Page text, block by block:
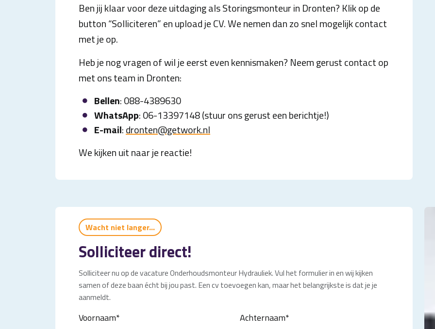
Ben jij klaar voor deze uitdaging als Storingsmonteur in Dronten? Klik op de
button “Solliciteren” en upload je CV. We nemen dan zo snel mogelijk contact
met je op.
Heb je nog vragen of wil je eerst even kennismaken? Neem gerust contact op
met ons team in Dronten:
Bellen: 088-4389630
WhatsApp: 06-13397148 (stuur ons gerust een berichtje!)
E-mail:dronten@getwork.nl
We kijken uit naar je reactie!
Wacht niet langer...
Solliciteer direct!
Solliciteer nu op de vacature Onderhoudsmonteur Hydrauliek. Vul het formulier in en wij kijken
samen of deze baan écht bij jou past. Een cv toevoegen kan, maar het belangrijkste is dat je je
aanmeldt.
Voornaam* Achternaam*